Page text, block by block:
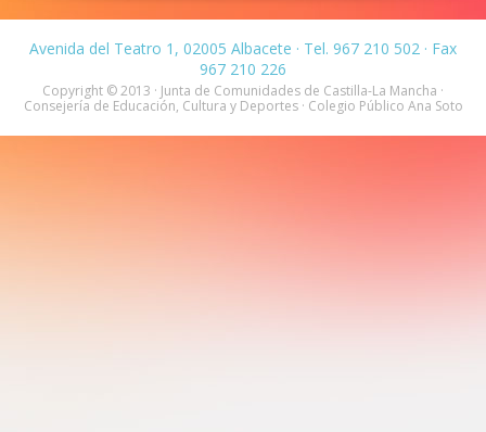
Avenida del Teatro 1, 02005 Albacete · Tel. 967 210 502 · Fax
967 210 226
Copyright © 2013 · Junta de Comunidades de Castilla-La Mancha ·
Consejería de Educación, Cultura y Deportes · Colegio Público Ana Soto